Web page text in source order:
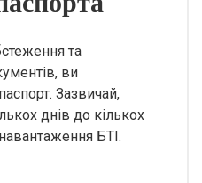
та
ви
Зазвичай,
днів до кількох
БТІ.